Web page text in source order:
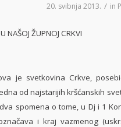
20. svibnja 2013. / in
NAŠOJ ŽUPNOJ CRKVI
je svetkovina Crkve,
od najstarijih kršćanskih
spomena o tome, u Dj i 1
i kraj vazmenog